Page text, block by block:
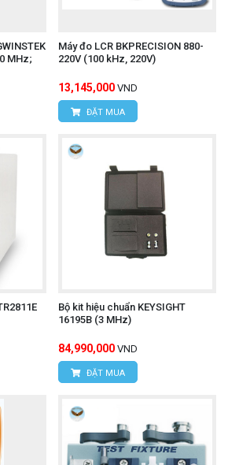
MHz;
Máy đo LCR BKPRECISION 880-
220V (100 kHz, 220V)
13,145,000 VND
ĐẶT MUA
Bộ kit hiệu chuẩn KEYSIGHT
16195B (3 MHz)
84,990,000 VND
ĐẶT MUA